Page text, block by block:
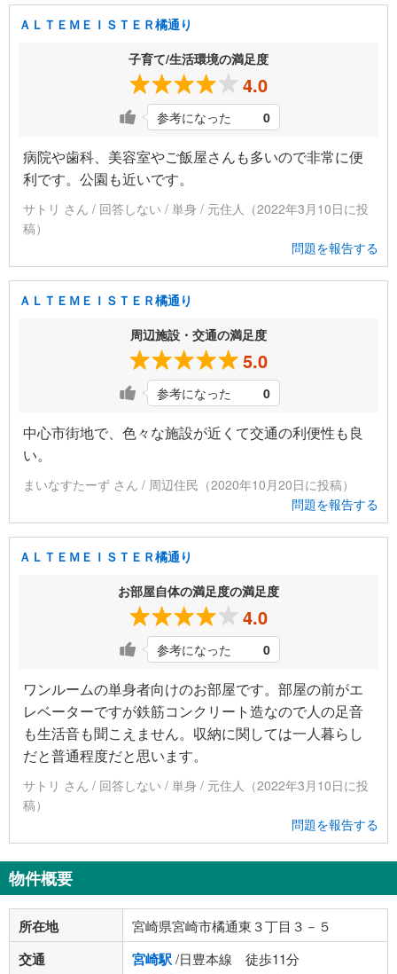
ＡＬＴＥＭＥＩＳＴＥＲ橘通り
子育て/生活環境の満足度
4.0
参考になった 0
病院や歯科、美容室やご飯屋さんも多いので非常に便
利です。公園も近いです。
サトリ さん / 回答しない / 単身 / 元住人（2022年3月10日に投
稿）
問題を報告する
ＡＬＴＥＭＥＩＳＴＥＲ橘通り
周辺施設・交通の満足度
5.0
参考になった 0
中心市街地で、色々な施設が近くて交通の利便性も良
い。
まいなすたーず さん / 周辺住民（2020年10月20日に投稿）
問題を報告する
ＡＬＴＥＭＥＩＳＴＥＲ橘通り
お部屋自体の満足度の満足度
4.0
参考になった 0
ワンルームの単身者向けのお部屋です。部屋の前がエ
レベーターですが鉄筋コンクリート造なので人の足音
も生活音も聞こえません。収納に関しては一人暮らし
だと普通程度だと思います。
サトリ さん / 回答しない / 単身 / 元住人（2022年3月10日に投
稿）
問題を報告する
物件概要
所在地 宮崎県宮崎市橘通東３丁目３－５
交通 宮崎駅/日豊本線 徒歩11分